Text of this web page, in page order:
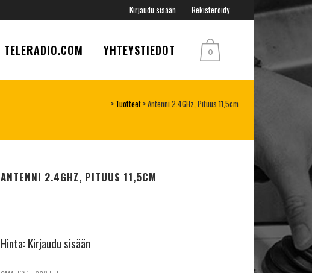
Kirjaudu sisään Rekisteröidy
0
TELERADIO.COM YHTEYSTIEDOT
> Tuotteet >Antenni 2.4GHz, Pituus 11,5cm
ANTENNI 2.4GHZ, PITUUS 11,5CM
Hinta: Kirjaudu sisään